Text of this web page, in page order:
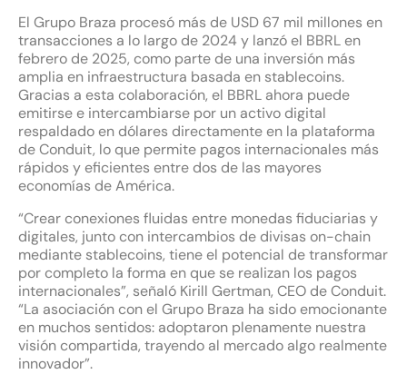
El Grupo Braza procesó más de USD 67 mil millones en
transacciones a lo largo de 2024 y lanzó el BBRL en
febrero de 2025, como parte de una inversión más
amplia en infraestructura basada en stablecoins.
Gracias a esta colaboración, el BBRL ahora puede
emitirse e intercambiarse por un activo digital
respaldado en dólares directamente en la plataforma
de Conduit, lo que permite pagos internacionales más
rápidos y eficientes entre dos de las mayores
economías de América.
“Crear conexiones fluidas entre monedas fiduciarias y
digitales, junto con intercambios de divisas on-chain
mediante stablecoins, tiene el potencial de transformar
por completo la forma en que se realizan los pagos
internacionales”, señaló Kirill Gertman, CEO de Conduit.
“La asociación con el Grupo Braza ha sido emocionante
en muchos sentidos: adoptaron plenamente nuestra
visión compartida, trayendo al mercado algo realmente
innovador”.